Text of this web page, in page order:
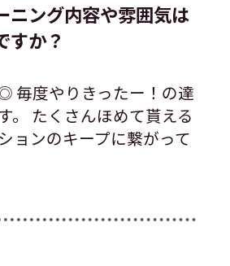
ニング内容や雰囲気は
すか？
毎度やりきったー！の達
。 たくさんほめて貰える
ョンのキープに繋がって